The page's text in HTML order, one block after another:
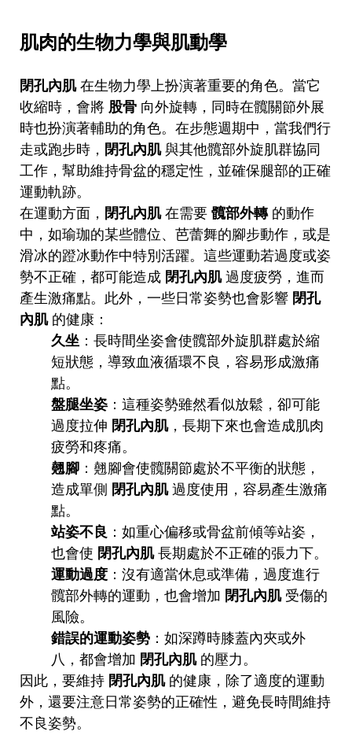
肌肉的生物力學與肌動學
閉孔內肌在生物力學上扮演著重要的角色。當它
收縮時，會將 股骨 向外旋轉，同時在髖關節外展
時也扮演著輔助的角色。在步態週期中，當我們行
走或跑步時， 閉孔內肌與其他髖部外旋肌群協同
工作，幫助維持骨盆的穩定性，並確保腿部的正確
運動軌跡。
在運動方面， 閉孔內肌在需要髖部外轉的動作
中，如瑜珈的某些體位、芭蕾舞的腳步動作，或是
滑冰的蹬冰動作中特別活躍。這些運動若過度或姿
勢不正確，都可能造成 閉孔內肌過度疲勞，進而
產生激痛點。此外，一些日常姿勢也會影響 閉孔
內肌的健康：
久坐 ：長時間坐姿會使髖部外旋肌群處於縮
短狀態，導致血液循環不良，容易形成激痛
點。
盤腿坐姿 ：這種姿勢雖然看似放鬆，卻可能
過度拉伸 閉孔內肌，長期下來也會造成肌肉
疲勞和疼痛。
翹腳 ：翹腳會使髖關節處於不平衡的狀態，
造成單側 閉孔內肌過度使用，容易產生激痛
點。
站姿不良 ：如重心偏移或骨盆前傾等站姿，
也會使 閉孔內肌長期處於不正確的張力下。
運動過度 ：沒有適當休息或準備，過度進行
髖部外轉的運動，也會增加 閉孔內肌受傷的
風險。
錯誤的運動姿勢 ：如深蹲時膝蓋內夾或外
八，都會增加 閉孔內肌的壓力。
因此，要維持 閉孔內肌的健康，除了適度的運動
外，還要注意日常姿勢的正確性，避免長時間維持
不良姿勢。